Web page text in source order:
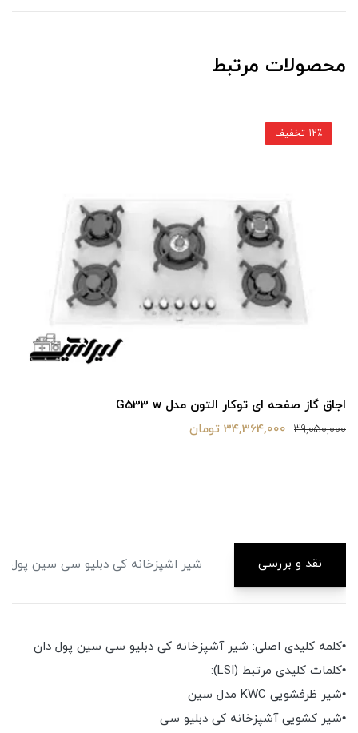
محصولات مرتبط
اجاق گاز صفحه ای توکار التون مدل G533 w
39,050,000 34,364,000 تومان
12٪ تخفیف
نقد و بررسی شیر اشپزخانه کی دبلیو سی سین پول
•کلمه کلیدی اصلی: شیر آشپزخانه کی دبلیو سی سین پول دان
•کلمات کلیدی مرتبط (LSI):
•شیر ظرفشویی KWC مدل سین
•شیر کشویی آشپزخانه کی دبلیو سی